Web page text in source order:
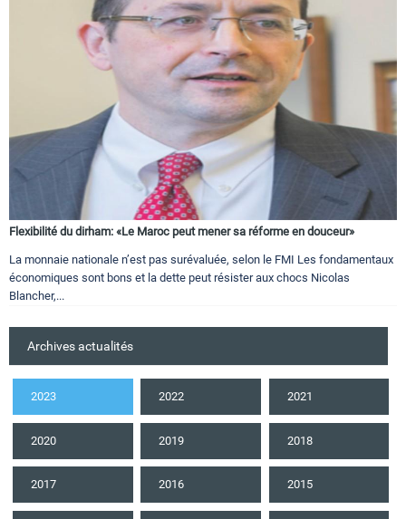
Flexibilité du dirham: «Le Maroc peut mener sa réforme en douceur»
La monnaie nationale n’est pas surévaluée, selon le FMI Les fondamentaux
économiques sont bons et la dette peut résister aux chocs Nicolas
Blancher,...
Archives actualités
2023 2022 2021
2020 2019 2018
2017 2016 2015